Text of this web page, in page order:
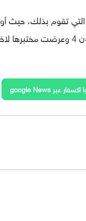
تقوم بذلك، حيث
اختبارها لهوائي الهاتف بالتفصيل ردًا على